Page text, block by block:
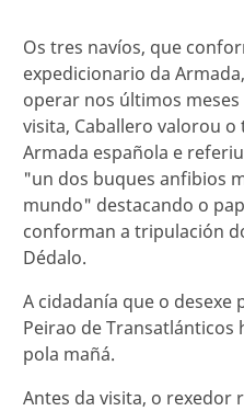
Os tres navíos, que
expedicionario da
operar nos últimos
visita, Caballero valorou
Armada española e
"un dos buques anfibios
mundo" destacando o
conforman a tripulación
Dédalo.
A cidadanía que o
Peirao de Transatlánticos
pola mañá.
Antes da visita, o rexedor